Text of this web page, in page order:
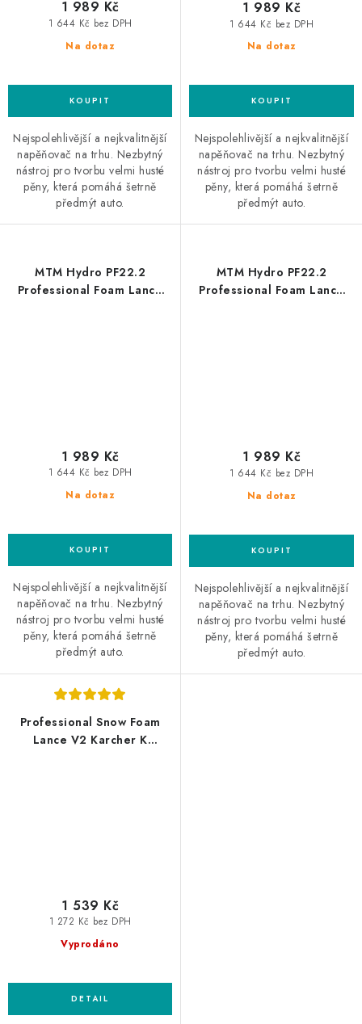
Na dotaz
1 644 Kč bez DPH
1 989 Kč
Nejspolehlivější a nejkvalitnější
napěňovač na trhu. Nezbytný
nástroj pro tvorbu velmi husté
pěny, která pomáhá šetrně
předmýt auto.
Na dotaz
1 644 Kč bez DPH
1 989 Kč
Nejspolehlivější a nejkvalitnější
napěňovač na trhu. Nezbytný
nástroj pro tvorbu velmi husté
pěny, která pomáhá šetrně
předmýt auto.
MTM Hydro PF22.2
Professional Foam Lance
Na dotaz
1 644 Kč bez DPH
1 989 Kč
Nejspolehlivější a nejkvalitnější
napěňovač na trhu. Nezbytný
nástroj pro tvorbu velmi husté
pěny, která pomáhá šetrně
předmýt auto.
MTM Hydro PF22.2
Professional Foam Lance
Na dotaz
1 644 Kč bez DPH
1 989 Kč
Nejspolehlivější a nejkvalitnější
napěňovač na trhu. Nezbytný
nástroj pro tvorbu velmi husté
pěny, která pomáhá šetrně
předmýt auto.
Professional Snow Foam
Lance V2 Karcher K
Vyprodáno
1 272 Kč bez DPH
1 539 Kč